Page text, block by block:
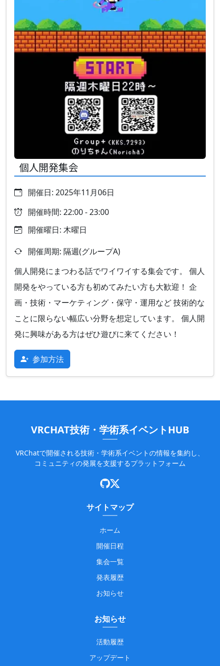
個人開発集会
開催日: 2025年11月06日
開催時間: 22:00 - 23:00
開催曜日: 木曜日
開催周期: 隔週(グループA)
個人開発にまつわる話でワイワイする集会です。 個人
開発をやっている方も初めてみたい方も大歓迎！ 企
画・技術・マーケティング・保守・運用など 技術的な
ことに限らない幅広い分野を想定しています。 個人開
発に興味がある方はぜひ遊びに来てください！
参加方法
VRCHAT技術・学術系イベントHUB
VRChatで開催される技術・学術系イベントの情報を集約し、
コミュニティの発展を支援するプラットフォーム
サイトマップ
ホーム
開催日程
集会一覧
発表履歴
お知らせ
お知らせ
活動履歴
アップデート